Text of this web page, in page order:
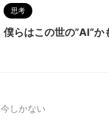
思考
僕らはこの世の”AI”か
今しかない